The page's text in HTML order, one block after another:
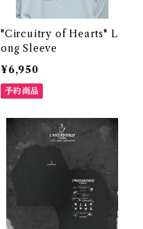
"Circuitry of Hearts" L
ong Sleeve
¥6,950
予約商品